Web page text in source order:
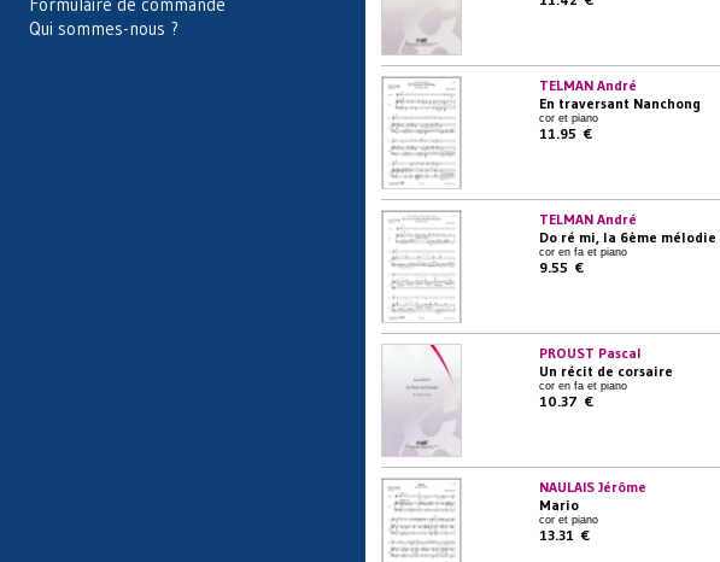
Qui sommes-nous ?
TELMAN André
En traversant Nanchong
cor et piano
11.95 €
TELMAN André
Do ré mi, la 6ème
cor en fa et piano
9.55 €
PROUST Pascal
Un récit de corsaire
cor en fa et piano
10.37 €
NAULAIS Jérôme
Mario
cor et piano
13.31 €